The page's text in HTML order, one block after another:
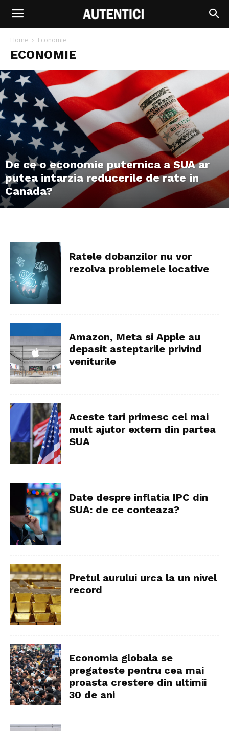
Home Economie
ECONOMIE
De ce o economie puternica a SUA ar
putea intarzia reducerile de rate in
Canada?
Ratele dobanzilor nu vor
rezolva problemele locative
Amazon, Meta si Apple au
depasit asteptarile privind
veniturile
Aceste tari primesc cel mai
mult ajutor extern din partea
SUA
Date despre inflatia IPC din
SUA: de ce conteaza?
Pretul aurului urca la un nivel
record
Economia globala se
pregateste pentru cea mai
proasta crestere din ultimii
30 de ani